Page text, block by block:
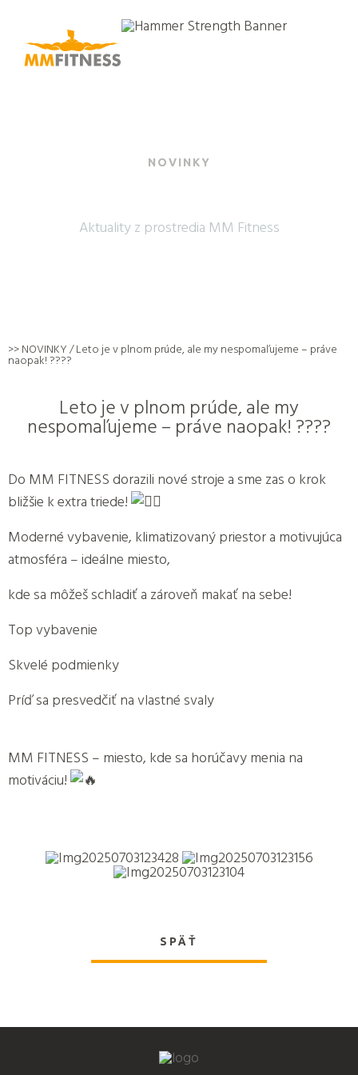
NOVINKY
Aktuality z prostredia MM Fitness
>>NOVINKY/ Leto je v plnom prúde, ale my nespomaľujeme – práve
naopak! ????
Leto je v plnom prúde, ale my
nespomaľujeme – práve naopak! ????
Do MM FITNESS dorazili nové stroje a sme zas o krok
bližšie k extra triede!
Moderné vybavenie, klimatizovaný priestor a motivujúca
atmosféra – ideálne miesto,
kde sa môžeš schladiť a zároveň makať na sebe!
Top vybavenie
Skvelé podmienky
Príď sa presvedčiť na vlastné svaly
MM FITNESS – miesto, kde sa horúčavy menia na
motiváciu!
SPÄŤ